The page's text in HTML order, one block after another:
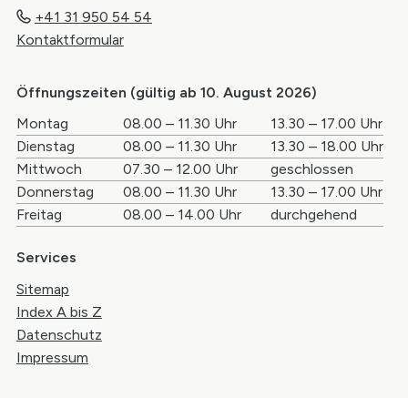
+41 31 950 54 54
Kontaktformular
Öffnungszeiten (gültig ab 10. August 2026)
Wochentag
Öffnungszeiten Vormittag
Montag 08.00 – 11.30 Uhr
13.30 – 17.00 Uhr
Dienstag
08.00 – 11.30 Uhr
13.30 – 18.00 Uhr
Mittwoch
07.30 – 12.00 Uhr
geschlossen
Donnerstag
08.00 – 11.30 Uhr
13.30 – 17.00 Uhr
Freitag
08.00 – 14.00 Uhr durchgehend
Services
Sitemap
Index A bis Z
Datenschutz
Impressum